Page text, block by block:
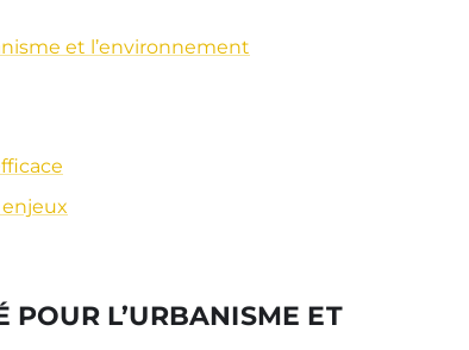
et l’environnement
L’URBANISME ET